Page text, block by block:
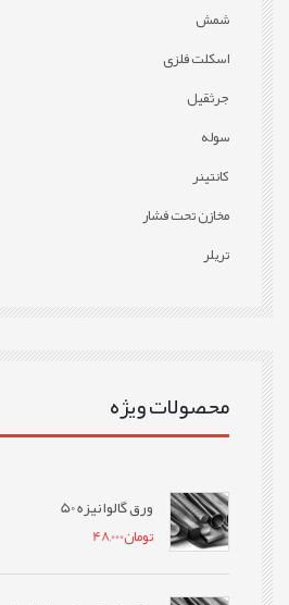
شمش
اسکلت فلزی
جرثقیل
سوله
کانتینر
مخازن تحت فشار
تریلر
محصولات ویژه
ورق گالوانیزه 50
تومان48,000